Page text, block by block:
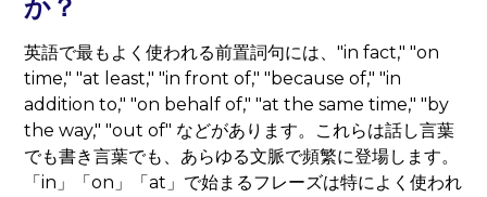
か？
英語で最もよく使われる前置詞句には、"in fact," "on
time," "at least," "in front of," "because of," "in
addition to," "on behalf of," "at the same time," "by
the way," "out of" などがあります。これらは話し言葉
でも書き言葉でも、あらゆる文脈で頻繁に登場します。
「in」「on」「at」で始まるフレーズは特によく使われ